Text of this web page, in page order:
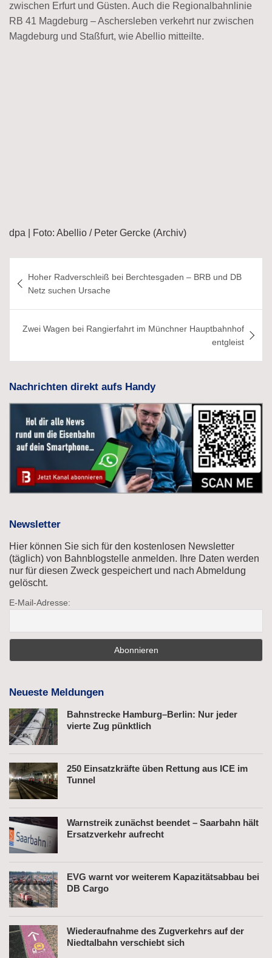
zwischen Erfurt und Güsten. Auch die Regionalbahnlinie
RB 41 Magdeburg – Aschersleben verkehrt nur zwischen
Magdeburg und Staßfurt, wie Abellio mitteilte.
dpa | Foto: Abellio / Peter Gercke (Archiv)
Hoher Radverschleiß bei Berchtesgaden – BRB und DB
Netz suchen Ursache
Zwei Wagen bei Rangierfahrt im Münchner Hauptbahnhof
entgleist
Nachrichten direkt aufs Handy
Newsletter
Hier können Sie sich für den kostenlosen Newsletter
(täglich) von Bahnblogstelle anmelden. Ihre Daten werden
nur für diesen Zweck gespeichert und nach Abmeldung
gelöscht.
E-Mail-Adresse:
Neueste Meldungen
Bahnstrecke Hamburg–Berlin: Nur jeder
vierte Zug pünktlich
250 Einsatzkräfte üben Rettung aus ICE im
Tunnel
Warnstreik zunächst beendet – Saarbahn hält
Ersatzverkehr aufrecht
EVG warnt vor weiterem Kapazitätsabbau bei
DB Cargo
Wiederaufnahme des Zugverkehrs auf der
Niedtalbahn verschiebt sich